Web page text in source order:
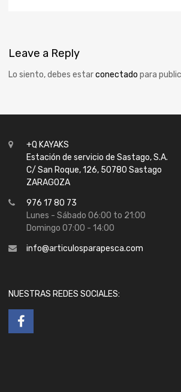
Leave a Reply
Lo siento, debes estarconectado para
+Q KAYAKS
Estación de servicio de Sastago, S.A.
C/ San Roque, 126, 50780 Sastago
ZARAGOZA
976 17 80 73
Lunes - Sábado 06:00 to 21:00
Domingo 07:00 - 14:00
info@articulosparapesca.com
NUESTRAS REDES SOCIALES: